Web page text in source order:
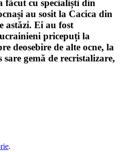
făcut cu specialiști din
au sosit la Cacica din
astăzi. Ei au fost
pricepuți la
deosebire de alte ocne, la
gemă de recristalizare,
.